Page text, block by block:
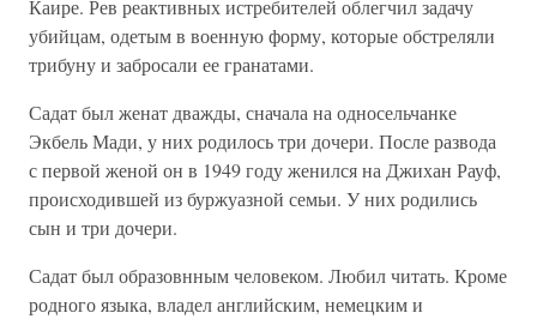
Каире. Рев реактивных истребителей облегчил задачу
убийцам, одетым в военную форму, которые обстреляли
трибуну и забросали ее гранатами.
Садат был женат дважды, сначала на односельчанке
Экбель Мади, у них родилось три дочери. После развода
с первой женой он в 1949 году женился на Джихан Рауф,
происходившей из буржуазной семьи. У них родились
сын и три дочери.
Садат был образовнным человеком. Любил читать. Кроме
родного языка, владел английским, немецким и